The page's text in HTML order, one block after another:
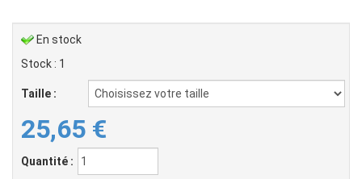
En stock
Stock : 1
Taille :
25,65 €
Quantité :